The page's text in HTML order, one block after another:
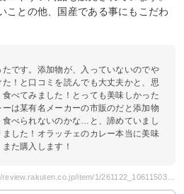
ことの他、国産である事にもこだわ
たです。添加物が、入っていないのでや
た！と口コミを読んでも大丈夫かと、思
食べてみました！とっても美味しかった
は某有名メーカーの市販のだと添加物
食べられないのかな…と、諦めていまし
ました！オラッチェのカレー本当に美味
た購入します！
引用元: https://review.rakuten.co.jp/item/1/261122_10611503/cpmj-iadvn-4svqg_1_150547129/?l2-id=review_PC_il_body_05